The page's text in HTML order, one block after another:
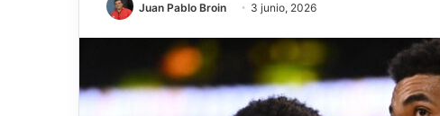
Juan Pablo Broin 3 junio, 2026